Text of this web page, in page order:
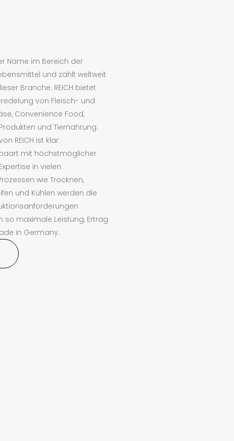
Name im Bereich der
und zählt weltweit
Branche. REICH bietet
von Fleisch- und
Convenience Food,
und Tiernahrung.
REICH ist klar:
mit höchstmöglicher
in vielen
wie Trocknen,
und Kühlen werden die
maximale Leistung, Ertrag
in Germany.